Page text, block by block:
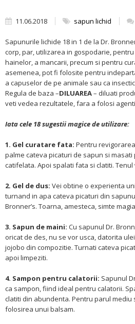
11.06.2018 sapun lichid
Sapunurile lichide 18 in 1 de la Dr.
corp, par, utilizarea in gospodarie,
hainelor, a mancarii, precum si pentru
asemenea, pot fi folosite pentru
a capuselor de pe animale sau ca
Regula de baza –DILUAREA– diluati
veti vedea rezultatele, fara a folosi
Iata cele 18 sugestii magice de utilizare:
1. Gel curatare fata: Pentru
palme cateva picaturi de sapun si
catifelata. Apoi spalati fata si clatiti.
2. Gel de dus: Vei obtine o experienta
turnand in apa cateva picaturi din
Bronner’s. Toarna, amesteca, simte
3. Sapun de maini: Cu sapunul Dr.
oricat de des, nu se vor usca, datorita
jojobo din compozitie. Turnati cateva
apoi limpeziti.
4. Sampon pentru calatorii: Sapunul
ca sampon, fiind ideal pentru calatorii.
clatiti din abundenta. Pentru parul mediu
folosirea unui balsam.